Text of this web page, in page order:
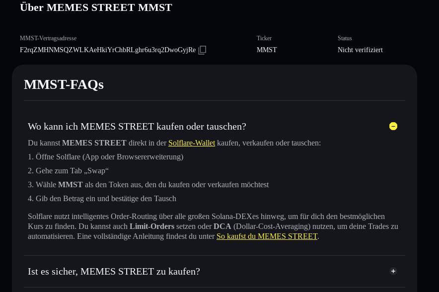
Über MEMES STREET MMST
MMST-Vertragsadresse
F2rqZMHNMSQZWLKAeHkiYrChbRLghr6u3rq2DwoGyjRe
Ticker
MMST
Status
Nicht verifiziert
MMST-FAQs
Wo kann ich MEMES STREET kaufen oder tauschen?
Du kannst MEMES STREET direkt in der Solflare-Wallet kaufen, verkaufen oder tauschen:
Öffne Solflare (App oder Browsererweiterung)
Gehe zum Tab „Swap“
Wähle MMST als den Token aus, den du kaufen oder verkaufen möchtest
Gib den Betrag ein und bestätige den Tausch
Solflare nutzt intelligentes Order-Routing über alle großen Solana-DEXes hinweg, um für dich den bestmöglichen
Kurs zu finden. Du kannst auch Limit-Orders setzen oderDCA (Dollar-Cost-Averaging) nutzen, um deine Trades zu
automatisieren. Eine vollständige Anleitung findest du unter So kaufst du MEMES STREET.
Ist es sicher, MEMES STREET zu kaufen?
MEMES STREET nicht verifiziert